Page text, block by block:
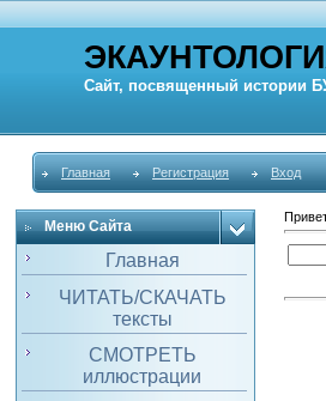
Сайт, посвященный истории
Главная Регистрация Вход
Меню Сайта
Главная
ЧИТАТЬ/СКАЧАТЬ
тексты
СМОТРЕТЬ
иллюстрации